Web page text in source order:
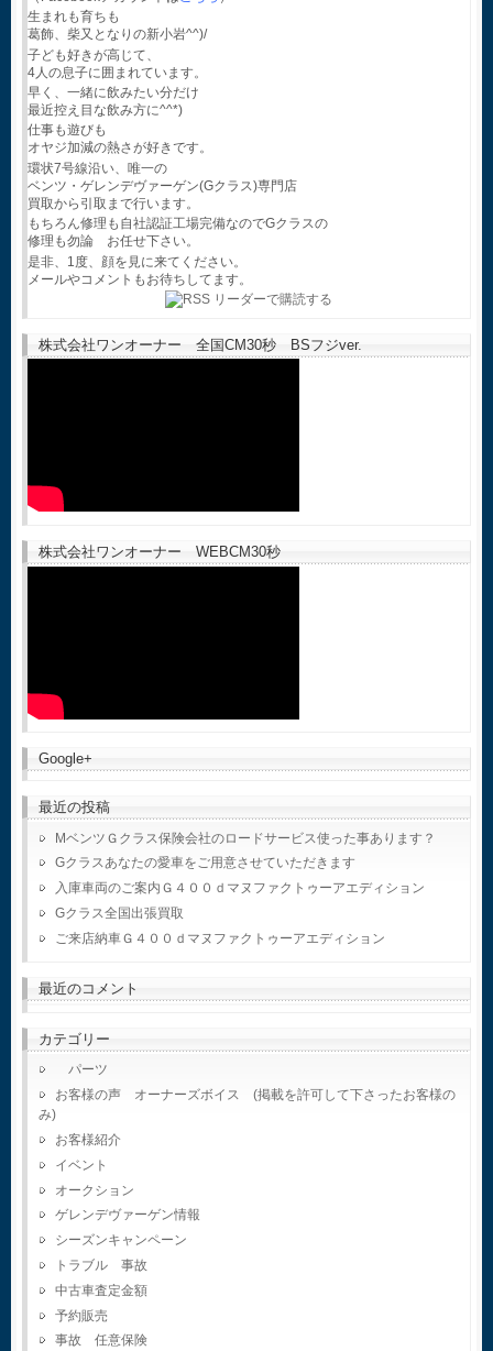
生まれも育ちも
葛飾、柴又となりの新小岩^^)/
子ども好きが高じて、
4人の息子に囲まれています。
早く、一緒に飲みたい分だけ
最近控え目な飲み方に^^*)
仕事も遊びも
オヤジ加減の熱さが好きです。
環状7号線沿い、唯一の
ベンツ・ゲレンデヴァーゲン(Gクラス)専門店
買取から引取まで行います。
もちろん修理も自社認証工場完備なのでGクラスの
修理も勿論 お任せ下さい。
是非、1度、顔を見に来てください。
メールやコメントもお待ちしてます。
株式会社ワンオーナー 全国CM30秒 BSフジver.
株式会社ワンオーナー WEBCM30秒
Google+
最近の投稿
MベンツＧクラス保険会社のロードサービス使った事あります？
Gクラスあなたの愛車をご用意させていただきます
入庫車両のご案内Ｇ４００ｄマヌファクトゥーアエディション
Gクラス全国出張買取
ご来店納車Ｇ４００ｄマヌファクトゥーアエディション
最近のコメント
カテゴリー
パーツ
お客様の声 オーナーズボイス (掲載を許可して下さったお客様の
み)
お客様紹介
イベント
オークション
ゲレンデヴァーゲン情報
シーズンキャンペーン
トラブル 事故
中古車査定金額
予約販売
事故 任意保険